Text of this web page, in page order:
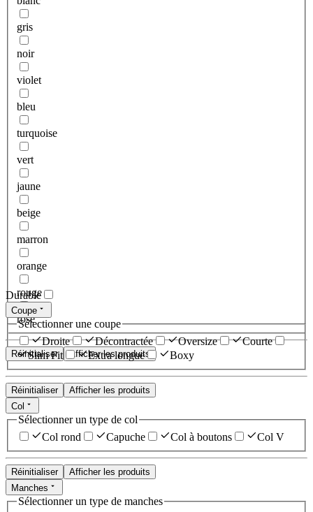
gris
noir
violet
bleu
turquoise
vert
jaune
beige
marron
orange
rouge
rose
Réinitialiser Afficher les produits
Durable
Coupe
Sélectionner une coupe
Droite
Décontractée Oversize
Courte
Slim Fit
Extra longue Boxy
Réinitialiser
Afficher les produits
Col
Sélectionner un type de col
Col rond
Capuche Col à boutons Col V
Réinitialiser
Afficher les produits
Manches
Sélectionner un type de manches